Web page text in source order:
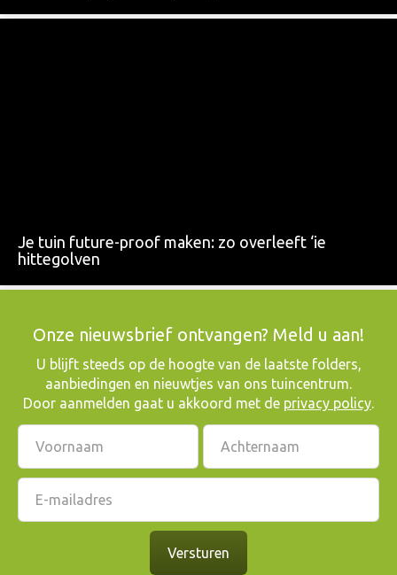
Je tuin future-proof maken: zo overleeft ‘ie
hittegolven
Onze nieuwsbrief ontvangen? Meld u aan!
​U blijft steeds op de hoogte van de laatste folders,
aanbiedingen en nieuwtjes van ons tuincentrum.
Door aanmelden gaat u akkoord met de privacy policy.